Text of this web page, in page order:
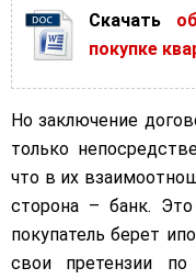
Скачать
покупке
Но заключение
только
что в их
сторона – банк.
покупатель берет
свои претензии